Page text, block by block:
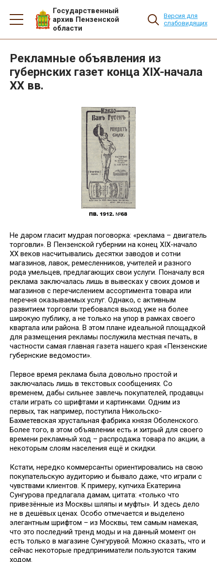
Государственный
архив Пензенской
области
Версия для
слабовидящих
Рекламные объявления из
губернских газет конца XIX-начала
XX вв.
Не даром гласит мудрая поговорка: «реклама – двигатель
торговли». В Пензенской губернии на конец XIX-начало
ХХ веков насчитывались десятки заводов и сотни
магазинов, лавок, ремесленников, учителей и разного
рода умельцев, предлагающих свои услуги. Поначалу вся
реклама заключалась лишь в вывесках у своих домов и
магазинов с перечислением ассортимента товара или
перечня оказываемых услуг. Однако, с активным
развитием торговли требовался выход уже на более
широкую публику, а не только на упор в рамках своего
квартала или района. В этом плане идеальной площадкой
для размещения рекламы послужила местная печать, в
частности самая главная газета нашего края «Пензенские
губернские ведомости».
Первое время реклама была довольно простой и
заключалась лишь в текстовых сообщениях. Со
временем, дабы сильнее завлечь покупателей, продавцы
стали играть со шрифтами и картинками. Одним из
первых, так например, поступила Никольско-
Бахметевская хрустальная фабрика князя Оболенского.
Более того, в этом объявлении есть и хитрый для своего
времени рекламный ход – распродажа товара по акции, а
некоторым слоям населения ещё и скидки.
Кстати, нередко коммерсанты ориентировались на свою
покупательскую аудиторию и бывало даже, что играли с
чувствами клиентов. К примеру, купчиха Екатерина
Сунгурова предлагала дамам, цитата: «только что
привезённые из Москвы шляпы и муфты». И здесь дело
не в дешёвых ценах. Особо отмечается и выделено
элегантным шрифтом – из Москвы, тем самым намекая,
что это последний тренд моды и на данный момент он
есть только в магазине Сунгурувой. Можно сказать, что и
сейчас некоторые предприниматели пользуются таким
ходом.